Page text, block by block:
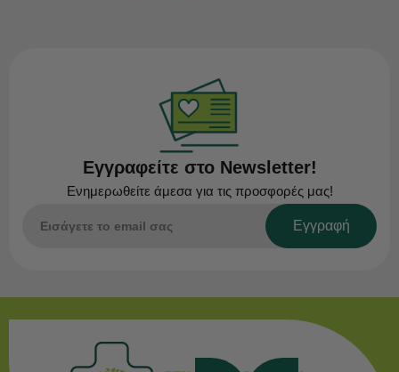
Εγγραφείτε στο Newsletter!
Ενημερωθείτε άμεσα για τις προσφορές μας!
Εγγραφή